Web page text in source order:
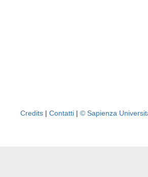
Credits | Contatti | © Sapienza